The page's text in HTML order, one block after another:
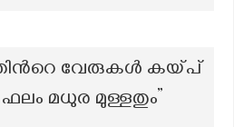
വേരുകൾ കയ്പ്
മധുര മുള്ളതും”